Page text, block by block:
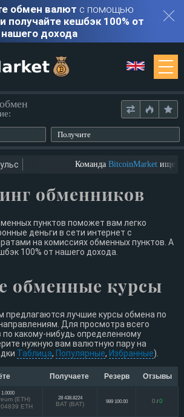
обмен валют с помощью
и получайте кешбэк 100% от
нашего дохода
Обменники
Войти
Регистрация
Получите
КомандаBitcoinMarketищет
обменников
пунктов поможет вам легко
деньги в сети интернет с
на комиссиях обменных пунктов. А
100% от нашего дохода.
обменные курсы
предлагаются лучшие курсы обмена по
Для просмотра всего
по какому-нибудь определенному
нужную вам валютную пару на
Таблица, Популярные, Избранные).
Получаете Резерв Отзывы
1.0000
(ETH)
ETH
28 438.8224
BAT (BAT) 989 100.00 0 / 0